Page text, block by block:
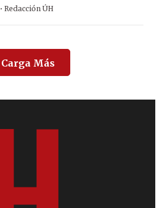
· Redacción ÚH
Carga Más